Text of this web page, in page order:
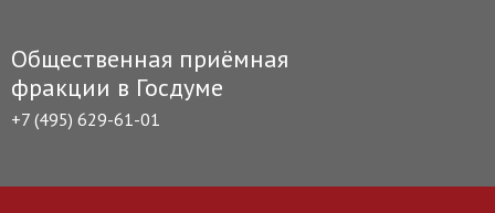
Общественная приёмная
фракции в Госдуме
+7 (495) 629-61-01